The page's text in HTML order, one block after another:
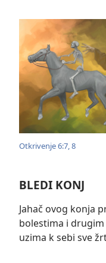
Otkrivenje 6:7, 8
BLEDI KONJ
Jahač ovog konja
bolestima i
uzima k sebi sve